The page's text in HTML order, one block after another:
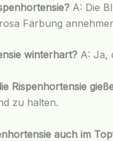
A: Die
Färbung
winterhart? A: Ja,
Rispenhortensie
zu halten.
auch im